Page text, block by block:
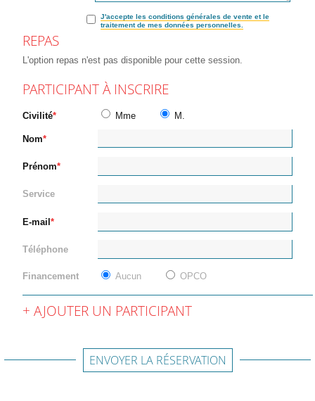
J'accepte les conditions générales de vente et le
traitement de mes données personnelles.
REPAS
L'option repas n'est pas disponible pour cette session.
PARTICIPANT À INSCRIRE
Civilité Mme M.
Nom
Prénom
Service
E-mail
Téléphone
Financement Aucun OPCO
AJOUTER UN PARTICIPANT
ENVOYER LA RÉSERVATION